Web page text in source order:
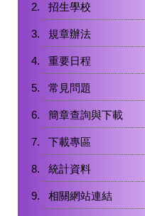
招生學校
規章辦法
重要日程
常見問題
簡章查詢與下載
下載專區
統計資料
相關網站連結